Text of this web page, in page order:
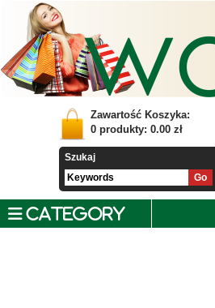
Zawartość Koszyka:
0 produkty: 0.00 zł
Szukaj
CATEGORY